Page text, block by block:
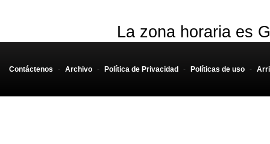
La zona horaria es
Contáctenos - Archivo - Política de Privacidad - Políticas de uso -